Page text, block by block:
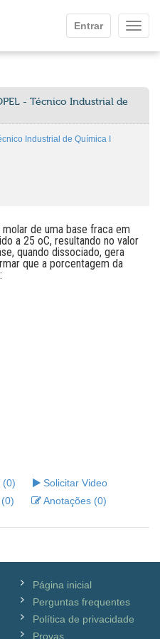
Entrar
- Técnico Industrial de
Industrial de Química I
de uma base fraca em
a 25 oC, resultando no valor
quando dissociado, gera
que a porcentagem da
(0)
Solicitar Video
Anotações (0)
Página inicial
Perguntas frequentes
Política de privacidade
Provas